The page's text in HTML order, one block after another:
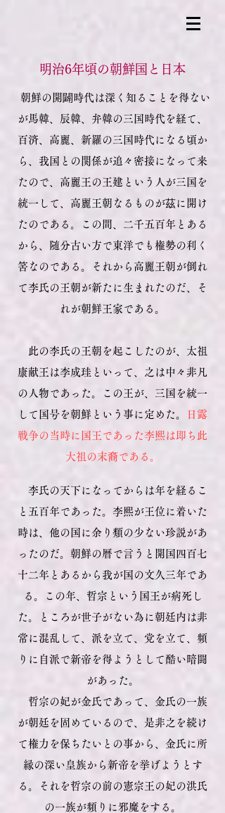
明治6年頃の朝鮮国と日本
朝鮮の開闢時代は深く知ることを得ない
が馬韓、辰韓、弁韓の三国時代を経て、
百済、高麗、新羅の三国時代になる頃か
ら、我国との関係が追々密接になって来
たので、高麗王の王建という人が三国を
統一して、高麗王朝なるものが茲に開け
たのである。この間、二千五百年とある
から、随分古い方で東洋でも権勢の利く
筈なのである。それから高麗王朝が倒れ
て李氏の王朝が新たに生まれたのだ、そ
れが朝鮮王家である。
此の李氏の王朝を起こしたのが、太祖
康献王は李成珪といって、之は中々非凡
の人物であった。この王が、三国を統一
して国号を朝鮮という事に定めた。
日露
戦争の当時に国王であった李熙は即ち此
大祖の末裔である。
李氏の天下になってからは年を経るこ
と五百年であった。李熙が王位に着いた
時は、他の国に余り類の少ない珍説があ
ったのだ。 朝鮮の暦で言うと開国四百七
十二年とあるから我が国の文久三年であ
る。この年、哲宗という国王が病死し
た。ところが世子がない為に朝廷内は非
常に混乱して、派を立て、党を立て、頻
りに自派で新帝を得ようとして酷い暗闘
があった。
哲宗の妃が金氏であって、金氏の一族
が朝廷を固めているので、是非之を続け
て権力を保ちたいとの事から、金氏に所
縁の深い皇族から新帝を挙げようとす
る。それを哲宗の前の憲宗王の妃の洪氏
の一族が頻りに邪魔をする。